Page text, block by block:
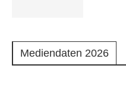
Mediendaten 2026